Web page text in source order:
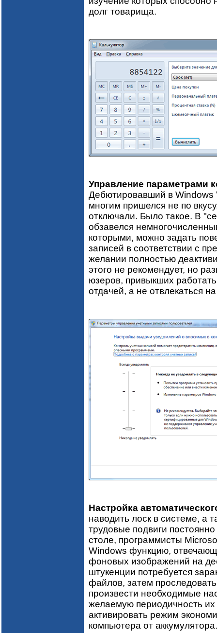
долг товарища.
Управление параметрами
Дебютировавший в Windows
многим пришелся не по
отключали. Было такое. В
обзавелся
которыми, можно задать
записей в соответствии с
желании полностью
этого не рекомендует, но
юзеров, привыкших
отдачей, а не отвлекаться
Настройка
наводить лоск в системе, а
трудовые подвиги
столе, программисты
Windows функцию,
фоновых изображений на
штукенции потребуется
файлов, затем
произвести необходимые
желаемую периодичность
активировать режим
компьютера от аккумулятора.